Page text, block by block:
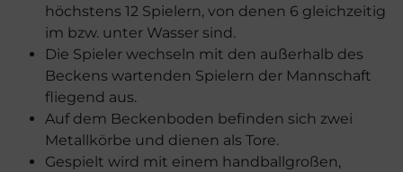
höchstens 12 Spielern, von denen 6 gleichzeitig
im bzw. unter Wasser sind.
Die Spieler wechseln mit den außerhalb des
Beckens wartenden Spielern der Mannschaft
fliegend aus.
Auf dem Beckenboden befinden sich zwei
Metallkörbe und dienen als Tore.
Gespielt wird mit einem handballgroßen,